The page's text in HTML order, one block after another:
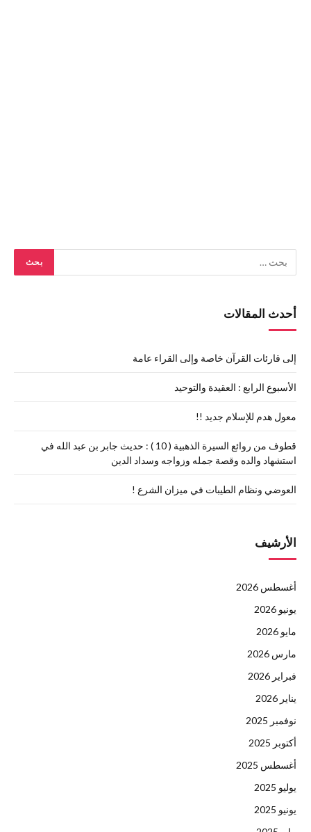
أحدث المقالات
إلى قارئات القرآن خاصة وإلى القراء عامة
الأسبوع الرابع : العقيدة والتوحيد
معول هدم للإسلام جديد !!
قطوف من روائع السيرة الذهبية ( 10 ) : حديث جابر بن عبد الله في
استشهاد والده وقصة جمله وزواجه وسداد الدين
العوضي ونظام الطيبات في ميزان الشرع !
الأرشيف
أغسطس 2026
يونيو 2026
مايو 2026
مارس 2026
فبراير 2026
يناير 2026
نوفمبر 2025
أكتوبر 2025
أغسطس 2025
يوليو 2025
يونيو 2025